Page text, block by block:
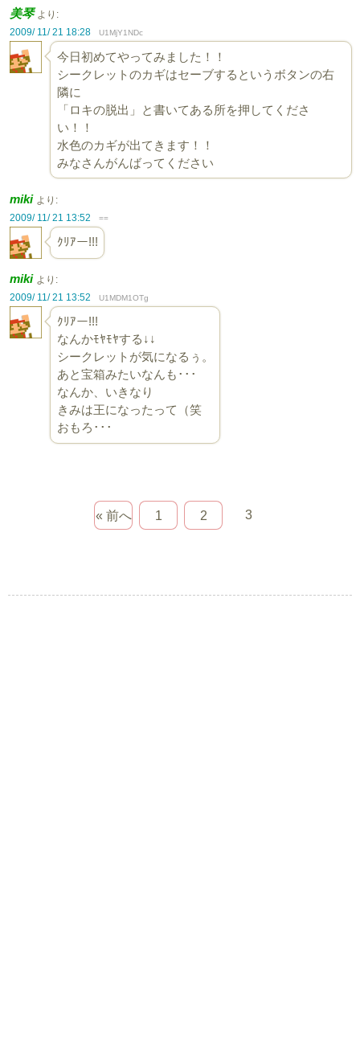
美琴 より:
2009/ 11/ 21 18:28
U1MjY1NDc
今日初めてやってみました！！
シークレットのカギはセーブするというボタンの右
隣に
「ロキの脱出」と書いてある所を押してくださ
い！！
水色のカギが出てきます！！
みなさんがんばってください
miki より:
2009/ 11/ 21 13:52
==
ｸﾘｱー!!!
miki より:
2009/ 11/ 21 13:52
U1MDM1OTg
ｸﾘｱー!!!
なんかﾓﾔﾓﾔする↓↓
シークレットが気になるぅ。
あと宝箱みたいなんも･･･
なんか、いきなり
きみは王になったって（笑
おもろ･･･
« 前へ 1 2 3